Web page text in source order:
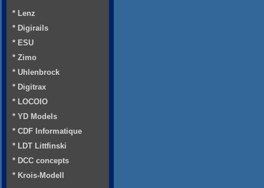
* Lenz
* Digirails
* ESU
* Zimo
* Uhlenbrock
* Digitrax
* LOCOIO
* YD Models
* CDF Informatique
* LDT Littfinski
* DCC concepts
* Krois-Modell